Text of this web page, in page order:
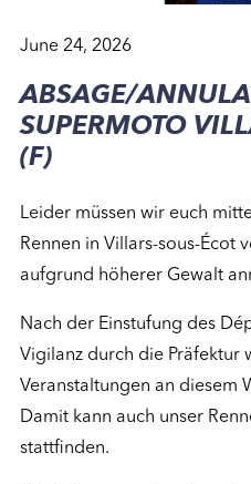
June 24, 2026
ABSAGE/
SUPERMOTO
(F)
Leider müssen wir euch
Rennen in Villars-sous-Écot
aufgrund höherer Gewalt
Nach der Einstufung des
Vigilanz durch die Präfektur
Veranstaltungen an diesem
Damit kann auch unser
stattfinden.